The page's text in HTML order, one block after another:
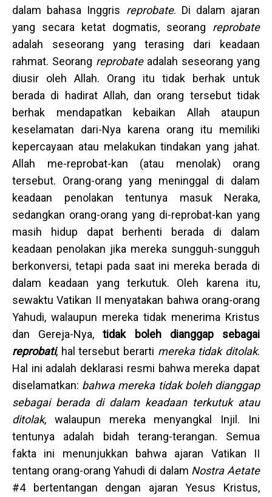
dalam bahasa Inggris reprobate. Di dalam ajaran
yang secara ketat dogmatis, seorang reprobate
adalah seseorang yang terasing dari keadaan
rahmat. Seorang reprobateadalah seseorang yang
diusir oleh Allah. Orang itu tidak berhak untuk
berada di hadirat Allah, dan orang tersebut tidak
berhak mendapatkan kebaikan Allah ataupun
keselamatan dari-Nya karena orang itu memiliki
kepercayaan atau melakukan tindakan yang jahat.
Allah me-reprobat-kan (atau menolak) orang
tersebut. Orang-orang yang meninggal di dalam
keadaan penolakan tentunya masuk Neraka,
sedangkan orang-orang yang di-reprobat-kan yang
masih hidup dapat berhenti berada di dalam
keadaan penolakan jika mereka sungguh-sungguh
berkonversi, tetapi pada saat ini mereka berada di
dalam keadaan yang terkutuk. Oleh karena itu,
sewaktu Vatikan II menyatakan bahwa orang-orang
Yahudi, walaupun mereka tidak menerima Kristus
dan Gereja-Nya,tidak boleh dianggap sebagai
reprobati, hal tersebut berarti mereka tidak ditolak.
Hal ini adalah deklarasi resmi bahwa mereka dapat
diselamatkan: bahwa mereka tidak boleh dianggap
sebagai berada di dalam keadaan terkutuk atau
ditolak, walaupun mereka menyangkal Injil. Ini
tentunya adalah bidah terang-terangan. Semua
fakta ini menunjukkan bahwa ajaran Vatikan II
tentang orang-orang Yahudi di dalam Nostra Aetate
#4 bertentangan dengan ajaran Yesus Kristus,